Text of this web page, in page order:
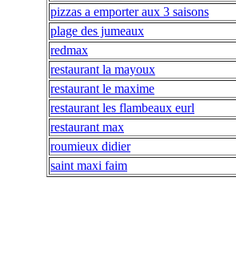
pizzas a emporter aux 3 saisons
plage des jumeaux
redmax
restaurant la mayoux
restaurant le maxime
restaurant les flambeaux eurl
restaurant max
roumieux didier
saint maxi faim